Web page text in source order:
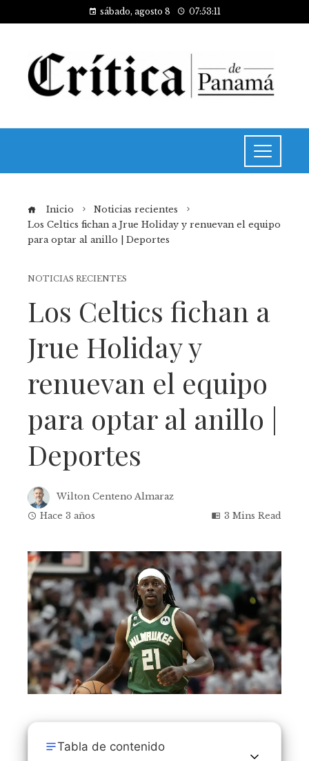
sábado, agosto 8 07:53:12
Inicio
Noticias recientes
Los Celtics fichan a Jrue Holiday y renuevan el equipo
para optar al anillo | Deportes
NOTICIAS RECIENTES
Los Celtics fichan a
Jrue Holiday y
renuevan el equipo
para optar al anillo |
Deportes
Wilton Centeno Almaraz
Hace 3 años
3 Mins Read
Tabla de contenido